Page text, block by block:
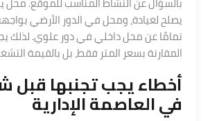
يصلح لعيادة، ومحل في الدور الأرضي
تمامًا عن محل داخلي في دور علوي. لذلك
المقارنة بسعر المتر فقط، بل بالقيمة
أخطاء يجب تجنبها قبل
في العاصمة الإدارية